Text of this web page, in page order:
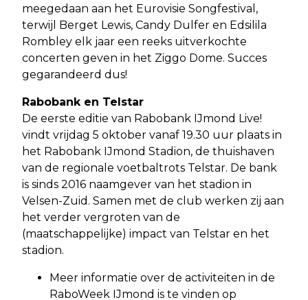
meegedaan aan het Eurovisie Songfestival,
terwijl Berget Lewis, Candy Dulfer en Edsilila
Rombley elk jaar een reeks uitverkochte
concerten geven in het Ziggo Dome. Succes
gegarandeerd dus!
Rabobank en Telstar
De eerste editie van Rabobank IJmond Live!
vindt vrijdag 5 oktober vanaf 19.30 uur plaats in
het Rabobank IJmond Stadion, de thuishaven
van de regionale voetbaltrots Telstar. De bank
is sinds 2016 naamgever van het stadion in
Velsen-Zuid. Samen met de club werken zij aan
het verder vergroten van de
(maatschappelijke) impact van Telstar en het
stadion.
Meer informatie over de activiteiten in de
RaboWeek IJmond is te vinden op